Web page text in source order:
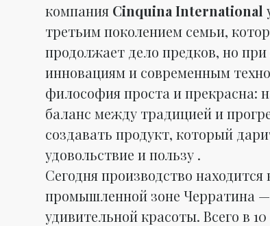
компания Cinquina International
третьим поколением семьи,
продолжает дело предков, но
инновациям и современным
философия проста и прекрасна:
баланс между традицией и
создавать продукт, который
удовольствие и пользу .
Сегодня производство находится
промышленной зоне Черратина
удивительной красоты. Всего в